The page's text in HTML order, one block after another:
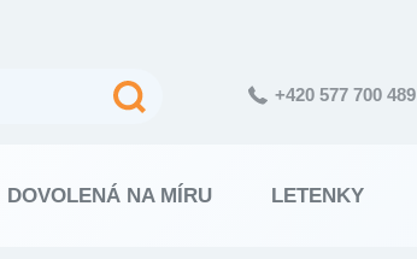
DOVOLENÁ NA MÍRU LETENKY
+420 577 700 489